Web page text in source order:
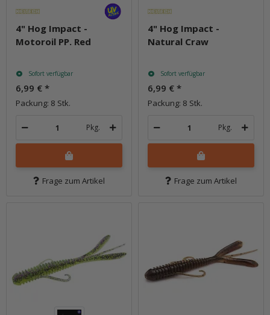
4" Hog Impact -
Motoroil PP. Red
Sofort verfügbar
6,99 € *
Packung: 8 Stk.
Pkg.
Frage zum Artikel
4" Hog Impact -
Natural Craw
Sofort verfügbar
6,99 € *
Packung: 8 Stk.
Pkg.
Frage zum Artikel